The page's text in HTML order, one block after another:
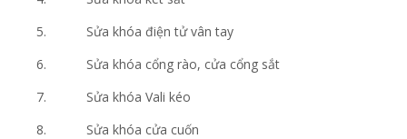
Sửa khóa điện tử vân tay
Sửa khóa cổng rào, cửa cổng sắt
Sửa khóa Vali kéo
Sửa khóa cửa cuốn